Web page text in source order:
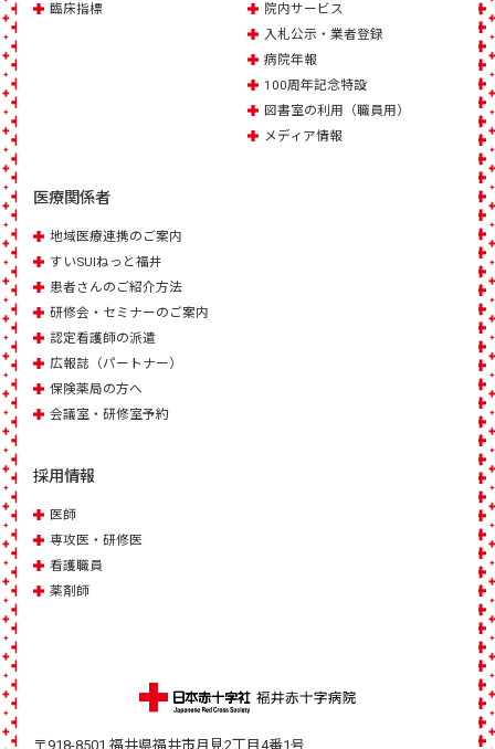
臨床指標
院内サービス
入札公示・業者登録
病院年報
100周年記念特設
図書室の利用（職員用）
メディア情報
医療関係者
地域医療連携のご案内
すいSUIねっと福井
患者さんのご紹介方法
研修会・セミナーのご案内
認定看護師の派遣
広報誌（パートナー）
保険薬局の方へ
会議室・研修室予約
採用情報
医師
専攻医・研修医
看護職員
薬剤師
〒918-8501 福井県福井市月見2丁目4番1号